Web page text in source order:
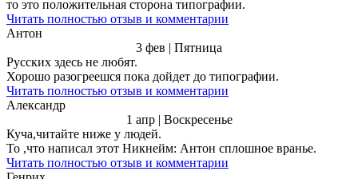
то это положительная сторона типографии.
Читать полностью отзыв и комментарии
Антон
3 фев | Пятница
Русских здесь не любят.
Хорошо разогреешся пока дойдет до типографии.
Читать полностью отзыв и комментарии
Александр
1 апр | Воскресенье
Куча,читайте ниже у людей.
То ,что написал этот Никнейм: Антон сплошное вранье.
Читать полностью отзыв и комментарии